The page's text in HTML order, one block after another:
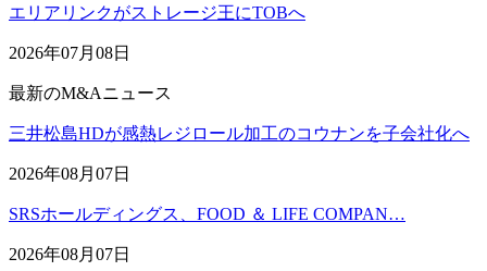
エリアリンクがストレージ王にTOBへ
2026年07月08日
最新のM&Aニュース
三井松島HDが感熱レジロール加工のコウナンを子会社化へ
2026年08月07日
SRSホールディングス、FOOD ＆ LIFE COMPAN…
2026年08月07日